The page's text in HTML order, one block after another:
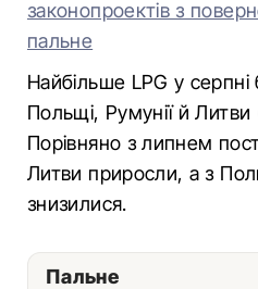
законопроектів з
пальне
Найбільше LPG у серпні
Польщі, Румунії й Литви
Порівняно з липнем
Литви приросли, а з
знизилися.
Пальне